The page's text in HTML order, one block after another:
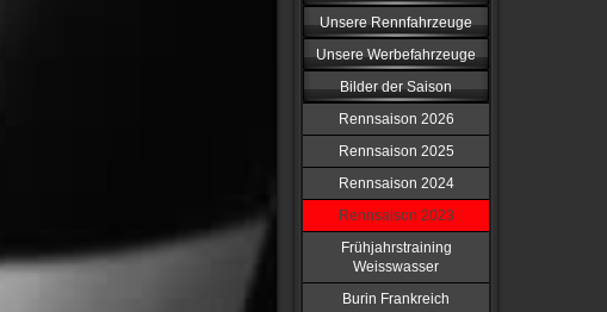
Unsere Rennfahrzeuge
Unsere Werbefahrzeuge
Bilder der Saison
Rennsaison 2026
Rennsaison 2025
Rennsaison 2024
Rennsaison 2023
Frühjahrstraining
Weisswasser
Burin Frankreich